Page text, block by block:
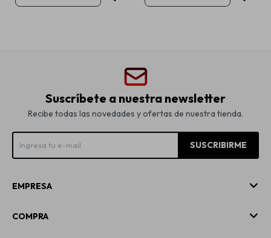
Suscríbete a nuestra newsletter
Recibe todas las novedades y ofertas de nuestra tienda.
SUSCRIBIRME
EMPRESA
COMPRA